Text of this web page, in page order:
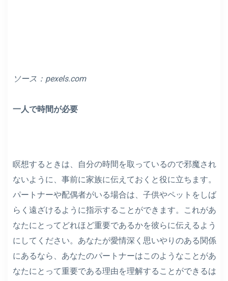
ソース： pexels.com
一人で時間が必要
瞑想するときは、自分の時間を取っているので邪魔され
ないように、事前に家族に伝えておくと役に立ちます。
パートナーや配偶者がいる場合は、子供やペットをしば
らく遠ざけるように指示することができます。これがあ
なたにとってどれほど重要であるかを彼らに伝えるよう
にしてください。あなたが愛情深く思いやりのある関係
にあるなら、あなたのパートナーはこのようなことがあ
なたにとって重要である理由を理解することができるは